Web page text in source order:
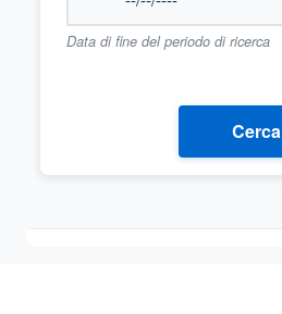
Data di fine del periodo di ricerca
Cerca